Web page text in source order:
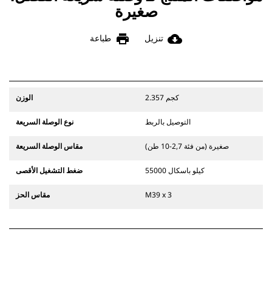
صغيرة
cloud_download تنزيل print طباعة
الوزن 2.357 كجم
نوع الوصلة السريعة التوصيل بالربط
مقاس الوصلة السريعة صغيرة (من فئة 2,7-10 طن)
ضغط التشغيل الأقصى 55000 كيلو باسكال
مقاس الحز M39 x 3